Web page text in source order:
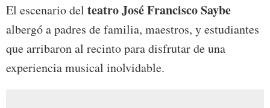
El escenario del teatro José Francisco Saybe
albergó a padres de familia, maestros, y estudiantes
que arribaron al recinto para disfrutar de una
experiencia musical inolvidable.